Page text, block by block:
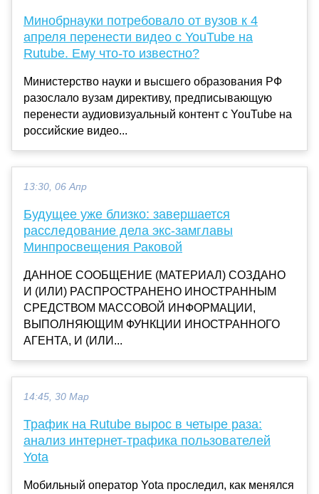
Минобрнауки потребовало от вузов к 4
апреля перенести видео с YouTube на
Rutube. Ему что-то известно?
Министерство науки и высшего образования РФ
разослало вузам директиву, предписывающую
перенести аудиовизуальный контент с YouTube на
российские видео...
13:30, 06 Апр
Будущее уже близко: завершается
расследование дела экс-замглавы
Минпросвещения Раковой
ДАННОЕ СООБЩЕНИЕ (МАТЕРИАЛ) СОЗДАНО
И (ИЛИ) РАСПРОСТРАНЕНО ИНОСТРАННЫМ
СРЕДСТВОМ МАССОВОЙ ИНФОРМАЦИИ,
ВЫПОЛНЯЮЩИМ ФУНКЦИИ ИНОСТРАННОГО
АГЕНТА, И (ИЛИ...
14:45, 30 Мар
Трафик на Rutube вырос в четыре раза:
анализ интернет-трафика пользователей
Yota
Мобильный оператор Yota проследил, как менялся